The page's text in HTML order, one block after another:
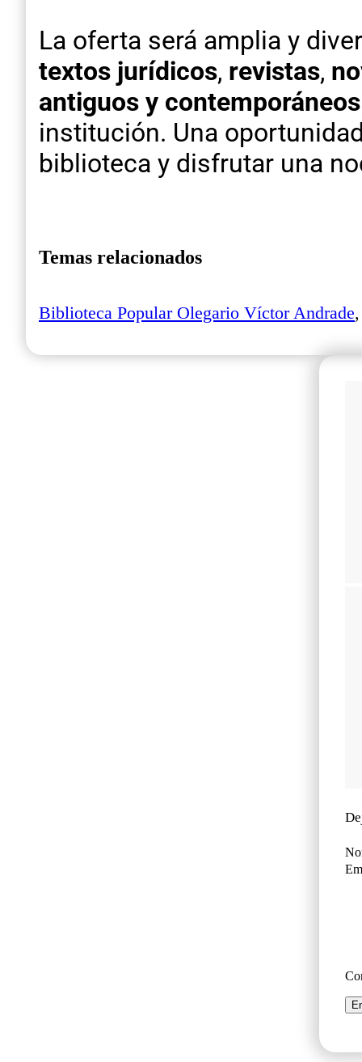
La oferta será amplia y
textos jurídicos, revistas,
antiguos y contemporáneos
institución. Una
biblioteca y disfrutar una
Temas relacionados
Biblioteca Popular Olegario Víctor Andrade